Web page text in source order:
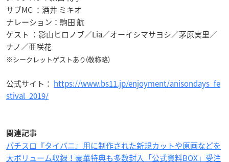
サブMC ：酒井 ミキオ
ナレーション：駒田 航
ゲスト ：影山ヒロノブ／Lia／オーイシマサヨシ／茅原実里／
ナノ／亜咲花
※シークレットゲストあり(敬称略)
公式サイト： https://www.bs11.jp/enjoyment/anisondays_fe
stival_2019/
関連記事
パチスロ『タイバニ』用に制作された新規カットや原画などを
大ボリューム収録！豪華特典も多数封入「公式資料BOX」受注